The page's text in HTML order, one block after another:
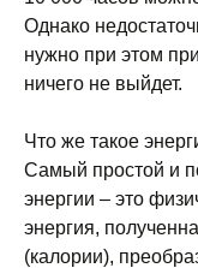
Однако
нужно при этом
ничего не выйдет.
Что же такое
Самый простой и
энергии – это
энергия,
(калории),